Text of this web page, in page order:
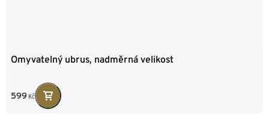
Omyvatelný ubrus, nadměrná velikost
599 Kč